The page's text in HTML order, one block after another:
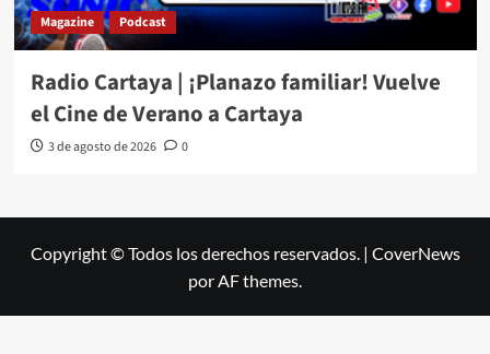
Magazine Podcast
Radio Cartaya | ¡Planazo familiar! Vuelve
el Cine de Verano a Cartaya
3 de agosto de 2026 0
Copyright © Todos los derechos reservados. | CoverNews
por AF themes.